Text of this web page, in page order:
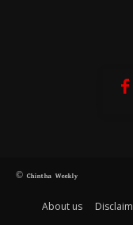
© Chintha Weekly
About us